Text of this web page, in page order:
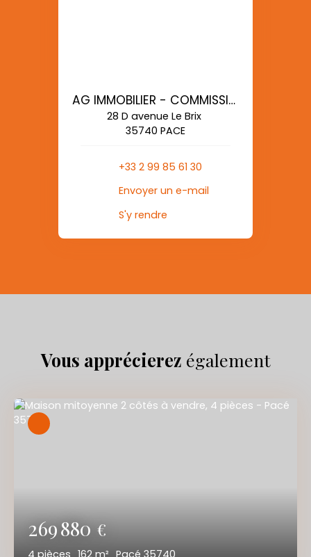
AG IMMOBILIER - COMMISSIONS REDUITES
28 D avenue Le Brix
35740 PACE
+33 2 99 85 61 30
Envoyer un e-mail
S'y rendre
Vous apprécierez également
269 880€